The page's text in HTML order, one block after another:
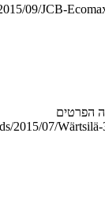
09/JCB-
הפרטים
2015/07/